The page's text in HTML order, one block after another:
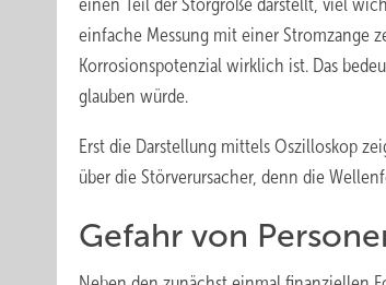
einen Teil der Störgröße darstellt, viel
einfache Messung mit einer Stromzange
Korrosionspotenzial wirklich ist. Das
glauben würde.
Erst die Darstellung mittels Oszilloskop
über die Störverursacher, denn die
Gefahr von